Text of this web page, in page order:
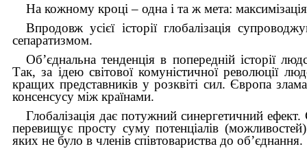
На кожному кроці – одна і та ж мета:
Впродовж усієї історії глобалізація
сепаратизмом.
Об’єднальна тенденція в попередній історії
Так, за ідею світової комуністичної революції
кращих представників у розквіті сил. Європа
консенсусу між країнами.
Глобалізація дає потужний синергетичний
перевищує просту суму потенціалів
яких не було в членів співтовариства до об’єднання.